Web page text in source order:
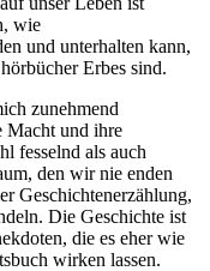
wie
und unterhalten kann,
Erbes sind.
zunehmend
Macht und ihre
fesselnd als auch
den wir nie enden
Geschichtenerzählung,
Die Geschichte ist
die es eher wie
wirken lassen.